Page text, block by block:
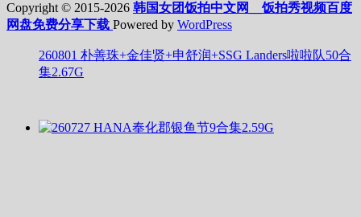
260801 朴善珠+金佳贤+申舒润+SSG Landers啦啦队50合
集2.67G
Copyright © 2015-2026 韩国女团饭拍中文网__饭拍秀视频百度
网盘免费分享下载 Powered by WordPress